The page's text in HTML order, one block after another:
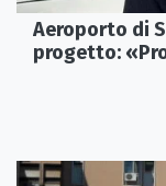
Aeroporto di
progetto: